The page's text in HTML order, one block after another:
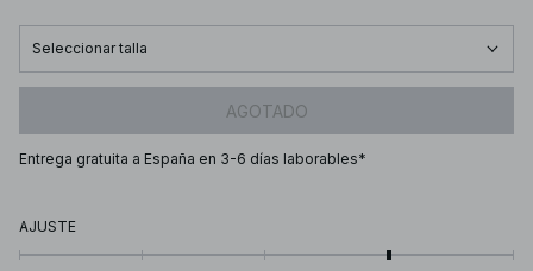
Seleccionar talla
AGOTADO
Entrega gratuita a España en 3-6 días laborables*
AJUSTE